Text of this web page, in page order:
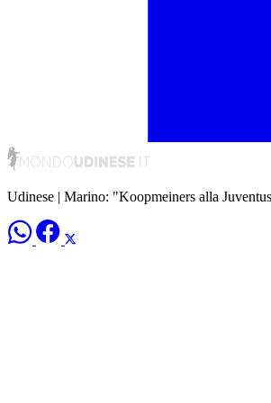
Udinese | Marino: "Koopmeiners alla